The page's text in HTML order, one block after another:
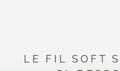
LE FIL SOFT